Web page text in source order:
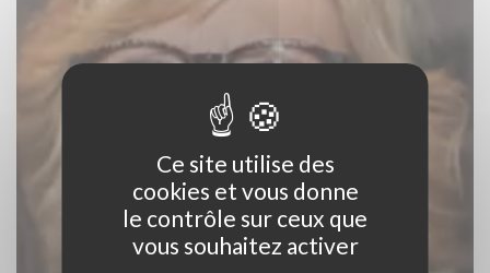
Ce site utilise des
cookies et vous donne
le contrôle sur ceux que
vous souhaitez activer